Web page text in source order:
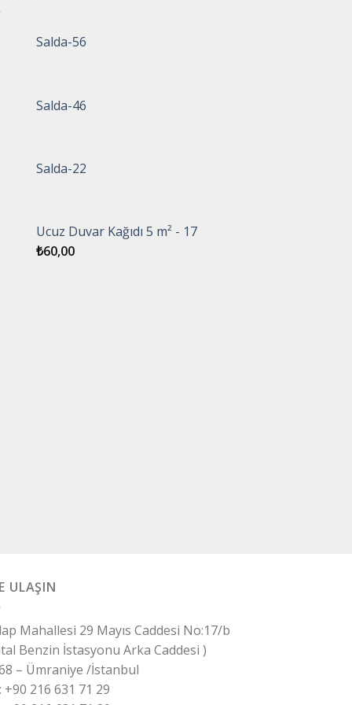
Salda-56
Salda-46
Salda-22
Ucuz Duvar Kağıdı 5 m² - 17
₺60,00
ULAŞIN
Mahallesi 29 Mayıs Caddesi No:17/b
Benzin İstasyonu Arka Caddesi )
– Ümraniye /İstanbul
+90 216 631 71 29